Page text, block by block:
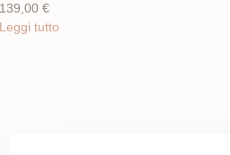
139,00 €
Leggi tutto